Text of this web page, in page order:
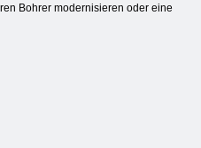
Bohrer modernisieren oder eine